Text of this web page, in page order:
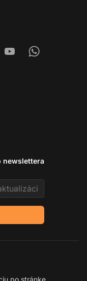
YoutubeWhatsapp
newslettera
po stránke.